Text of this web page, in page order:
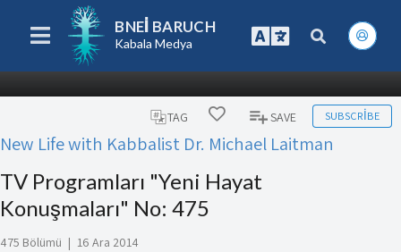
BNEI BARUCH
Kabala Medya
TAG SAVE SUBSCRIBE
New Life with Kabbalist Dr. Michael Laitman
TV Programları "Yeni Hayat
Konuşmaları" No: 475
475 Bölümü | 16 Ara 2014